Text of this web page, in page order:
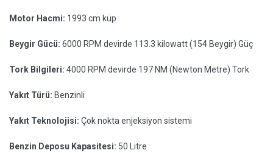
Motor Hacmi: 1993 cm küp
Beygir Gücü: 6000 RPM devirde 113.3 kilowatt (154 Beygir) Güç
Tork Bilgileri: 4000 RPM devirde 197 NM (Newton Metre) Tork
Yakıt Türü: Benzinli
Yakıt Teknolojisi: Çok nokta enjeksiyon sistemi
Benzin Deposu Kapasitesi: 50 Litre